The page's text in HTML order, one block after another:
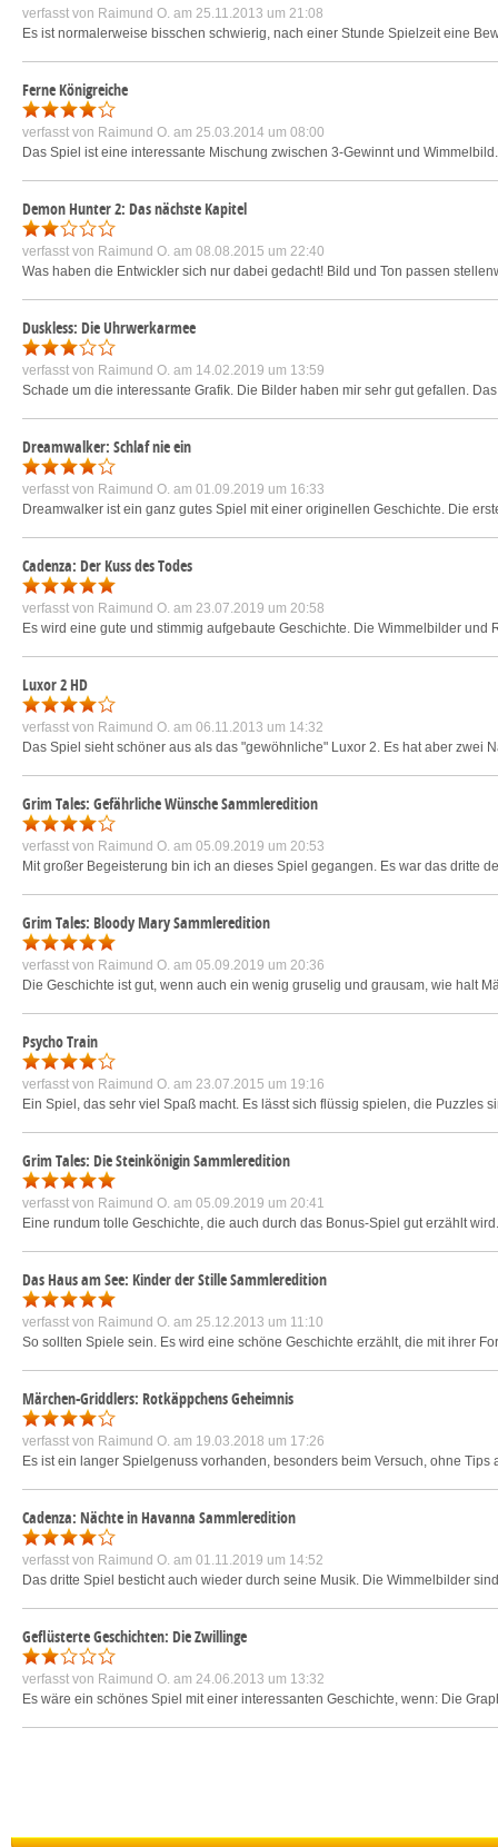
verfasst von Raimund O. am 25.11.2013 um 21:08
Es ist normalerweise bisschen schwierig, nach einer Stunde Spielzeit eine
Ferne Königreiche
verfasst von Raimund O. am 25.03.2014 um 08:00
Das Spiel ist eine interessante Mischung zwischen 3-Gewinnt und
Demon Hunter 2: Das nächste Kapitel
verfasst von Raimund O. am 08.08.2015 um 22:40
Was haben die Entwickler sich nur dabei gedacht! Bild und Ton passen
Duskless: Die Uhrwerkarmee
verfasst von Raimund O. am 14.02.2019 um 13:59
Schade um die interessante Grafik. Die Bilder haben mir sehr gut gefallen.
Dreamwalker: Schlaf nie ein
verfasst von Raimund O. am 01.09.2019 um 16:33
Dreamwalker ist ein ganz gutes Spiel mit einer originellen Geschichte. Die
Cadenza: Der Kuss des Todes
verfasst von Raimund O. am 23.07.2019 um 20:58
Es wird eine gute und stimmig aufgebaute Geschichte. Die Wimmelbilder
Luxor 2 HD
verfasst von Raimund O. am 06.11.2013 um 14:32
Das Spiel sieht schöner aus als das "gewöhnliche" Luxor 2. Es hat aber
Grim Tales: Gefährliche Wünsche Sammleredition
verfasst von Raimund O. am 05.09.2019 um 20:53
Mit großer Begeisterung bin ich an dieses Spiel gegangen. Es war das dritte
Grim Tales: Bloody Mary Sammleredition
verfasst von Raimund O. am 05.09.2019 um 20:36
Die Geschichte ist gut, wenn auch ein wenig gruselig und grausam, wie halt
Psycho Train
verfasst von Raimund O. am 23.07.2015 um 19:16
Ein Spiel, das sehr viel Spaß macht. Es lässt sich flüssig spielen, die Puzzles
Grim Tales: Die Steinkönigin Sammleredition
verfasst von Raimund O. am 05.09.2019 um 20:41
Eine rundum tolle Geschichte, die auch durch das Bonus-Spiel gut erzählt
Das Haus am See: Kinder der Stille Sammleredition
verfasst von Raimund O. am 25.12.2013 um 11:10
So sollten Spiele sein. Es wird eine schöne Geschichte erzählt, die mit ihrer
Märchen-Griddlers: Rotkäppchens Geheimnis
verfasst von Raimund O. am 19.03.2018 um 17:26
Es ist ein langer Spielgenuss vorhanden, besonders beim Versuch, ohne
Cadenza: Nächte in Havanna Sammleredition
verfasst von Raimund O. am 01.11.2019 um 14:52
Das dritte Spiel besticht auch wieder durch seine Musik. Die Wimmelbilder
Geflüsterte Geschichten: Die Zwillinge
verfasst von Raimund O. am 24.06.2013 um 13:32
Es wäre ein schönes Spiel mit einer interessanten Geschichte, wenn: Die